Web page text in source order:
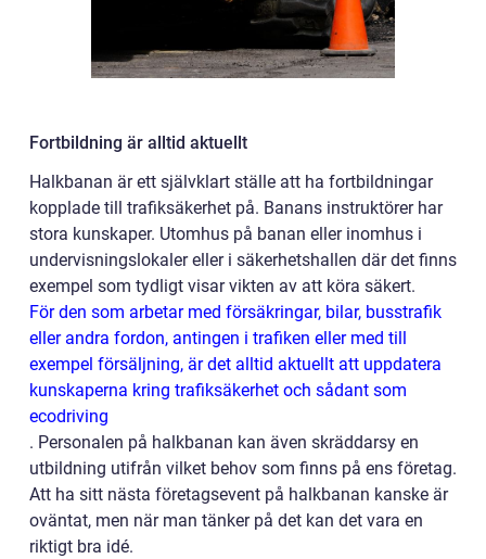
Fortbildning är alltid aktuellt
Halkbanan är ett självklart ställe att ha fortbildningar
kopplade till trafiksäkerhet på. Banans instruktörer har
stora kunskaper. Utomhus på banan eller inomhus i
undervisningslokaler eller i säkerhetshallen där det finns
exempel som tydligt visar vikten av att köra säkert.
För den som arbetar med försäkringar, bilar, busstrafik
eller andra fordon, antingen i trafiken eller med till
exempel försäljning, är det alltid aktuellt att uppdatera
kunskaperna kring trafiksäkerhet och sådant som
ecodriving
. Personalen på halkbanan kan även skräddarsy en
utbildning utifrån vilket behov som finns på ens företag.
Att ha sitt nästa företagsevent på halkbanan kanske är
oväntat, men när man tänker på det kan det vara en
riktigt bra idé.